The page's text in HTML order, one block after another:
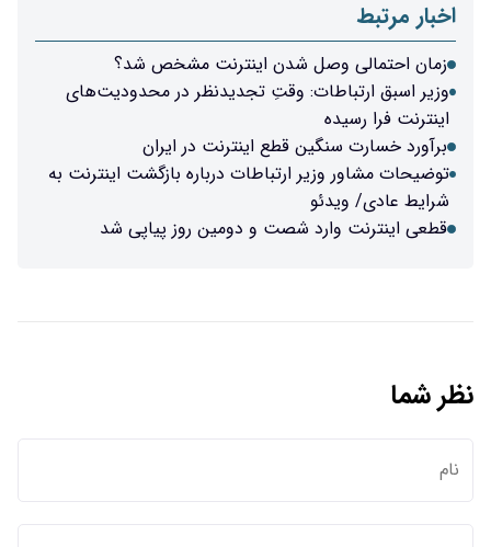
اخبار مرتبط
زمان احتمالی وصل شدن اینترنت مشخص شد؟
وزیر اسبق ارتباطات: وقتِ تجدیدنظر در محدودیت‌های
اینترنت فرا رسیده
برآورد خسارت سنگین قطع اینترنت در ایران
توضیحات مشاور وزیر ارتباطات درباره بازگشت اینترنت به
شرایط عادی/ ویدئو
قطعی اینترنت وارد شصت و دومین روز پیاپی شد
نظر شما